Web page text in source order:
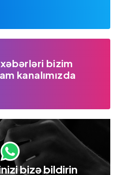
bizim
kanalımızda
bizə bildirin